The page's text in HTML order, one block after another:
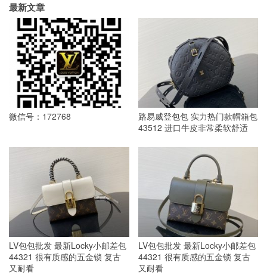
最新文章
微信号：172768
路易威登包包 实力热门款帽箱包
43512 进口牛皮非常柔软舒适
LV包包批发 最新Locky小邮差包
44321 很有质感的五金锁 复古
又耐看
LV包包批发 最新Locky小邮差包
44321 很有质感的五金锁 复古
又耐看